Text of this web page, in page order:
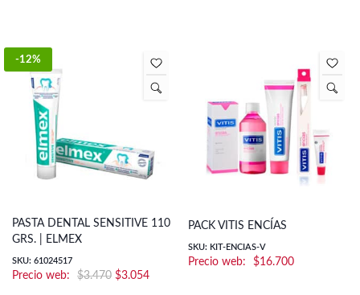
-12%
PASTA DENTAL SENSITIVE 110
GRS. | ELMEX
SKU: 61024517
$3.470 El
$3.054El
PACK VITIS ENCÍAS
SKU: KIT-ENCIAS-V
$16.700